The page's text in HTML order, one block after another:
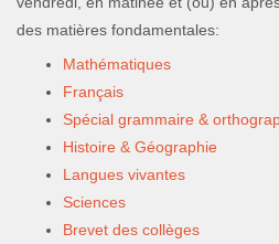
des matières fondamentales:
Mathématiques
Français
Spécial grammaire &
Histoire & Géographie
Langues vivantes
Sciences
Brevet des collèges